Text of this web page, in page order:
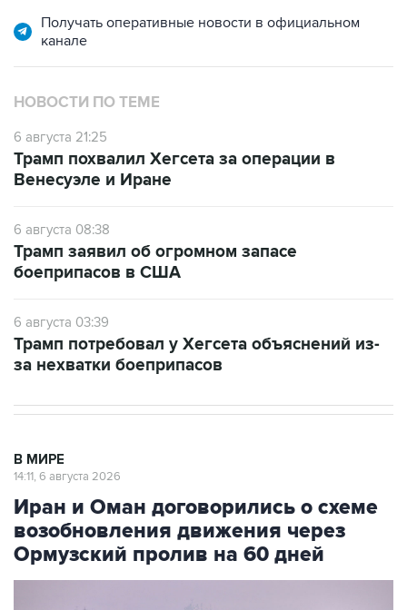
Получать оперативные новости в официальном
канале
НОВОСТИ ПО ТЕМЕ
6 августа 21:25
Трамп похвалил Хегсета за операции в
Венесуэле и Иране
6 августа 08:38
Трамп заявил об огромном запасе
боеприпасов в США
6 августа 03:39
Трамп потребовал у Хегсета объяснений из-
за нехватки боеприпасов
В МИРЕ
14:11, 6 августа 2026
Иран и Оман договорились о схеме
возобновления движения через
Ормузский пролив на 60 дней